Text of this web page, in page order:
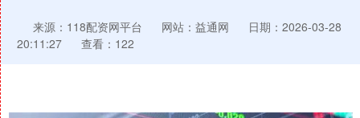
来源：118配资网平台 网站：益通网
日期：2026-03-28
20:11:27
查看：122